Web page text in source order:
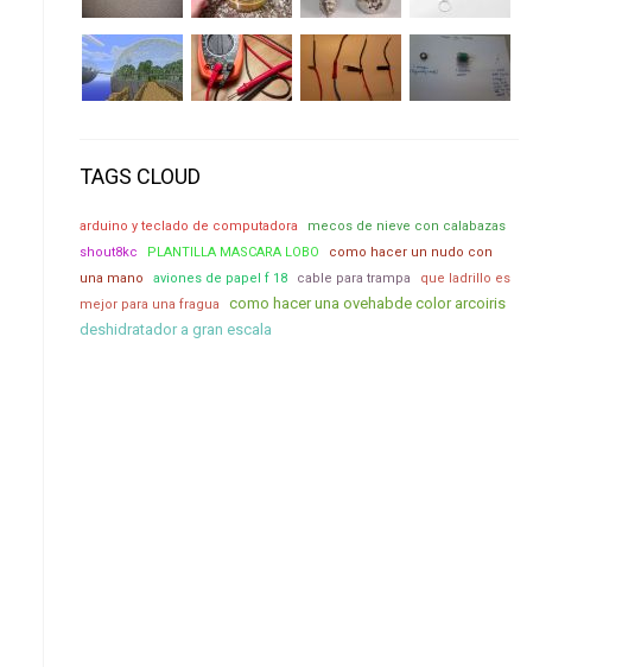
TAGS CLOUD
arduino y teclado de computadora
mecos de nieve con calabazas
shout8kc
PLANTILLA MASCARA LOBO
como hacer un nudo con
una mano
aviones de papel f 18 cable para trampa
que ladrillo es
mejor para una fragua
como hacer una ovehabde color arcoiris
deshidratador a gran escala